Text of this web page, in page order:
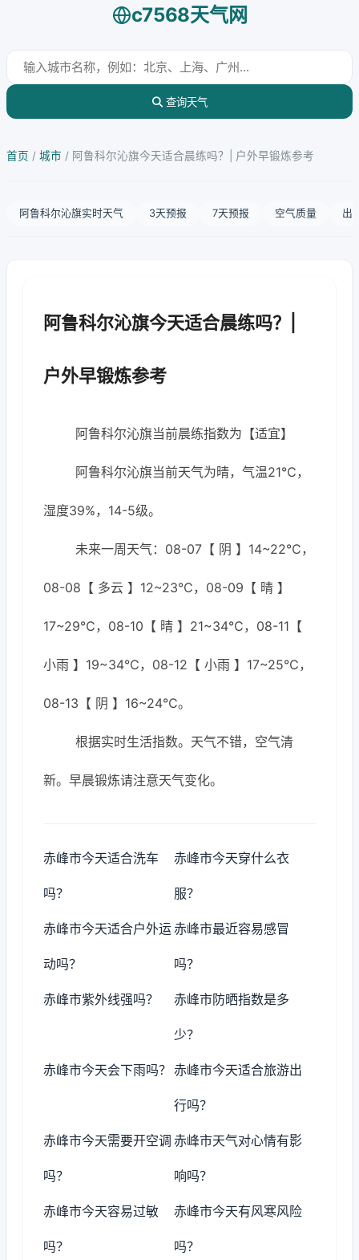
c7568天气网
查询天气
首页 / 城市 / 阿鲁科尔沁旗今天适合晨练吗？| 户外早锻炼参考
阿鲁科尔沁旗实时天气 3天预报 7天预报 空气质量 出
阿鲁科尔沁旗今天适合晨练吗？|
户外早锻炼参考
阿鲁科尔沁旗当前晨练指数为【适宜】
阿鲁科尔沁旗当前天气为晴，气温21℃，
湿度39%，14-5级。
未来一周天气：08-07【 阴 】14~22℃，
08-08【 多云 】12~23℃，08-09【 晴 】
17~29℃，08-10【 晴 】21~34℃，08-11【
小雨 】19~34℃，08-12【 小雨 】17~25℃，
08-13【 阴 】16~24℃。
根据实时生活指数。天气不错，空气清
新。早晨锻炼请注意天气变化。
赤峰市今天适合洗车
吗？
赤峰市今天穿什么衣
服？
赤峰市今天适合户外运
动吗？
赤峰市最近容易感冒
吗？
赤峰市紫外线强吗？ 赤峰市防晒指数是多
少？
赤峰市今天会下雨吗？ 赤峰市今天适合旅游出
行吗？
赤峰市今天需要开空调
吗？
赤峰市天气对心情有影
响吗？
赤峰市今天容易过敏
吗？
赤峰市今天有风寒风险
吗？